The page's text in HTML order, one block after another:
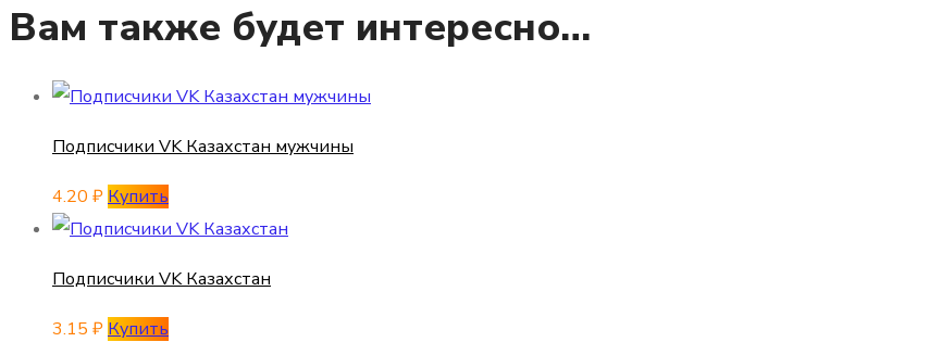
Вам также будет интересно…
Подписчики VK Казахстан мужчины
4.20 ₽ Купить
Подписчики VK Казахстан
3.15 ₽ Купить